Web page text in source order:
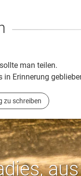
man teilen.
in Erinnerung
zu schreiben